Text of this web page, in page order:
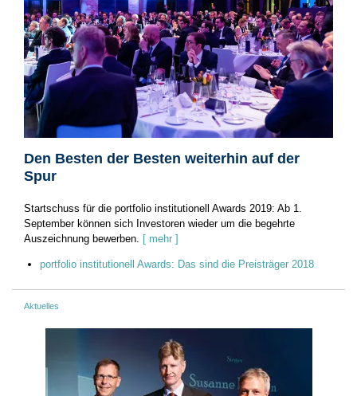
Den Besten der Besten weiterhin auf der
Spur
Startschuss für die portfolio institutionell Awards 2019: Ab 1.
September können sich Investoren wieder um die begehrte
Auszeichnung bewerben. [ mehr ]
portfolio institutionell Awards: Das sind die Preisträger 2018
Aktuelles